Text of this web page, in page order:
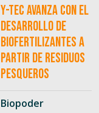
Y-TEC avanza con el
desarrollo de
biofertilizantes a
partir de residuos
pesqueros
Biopoder